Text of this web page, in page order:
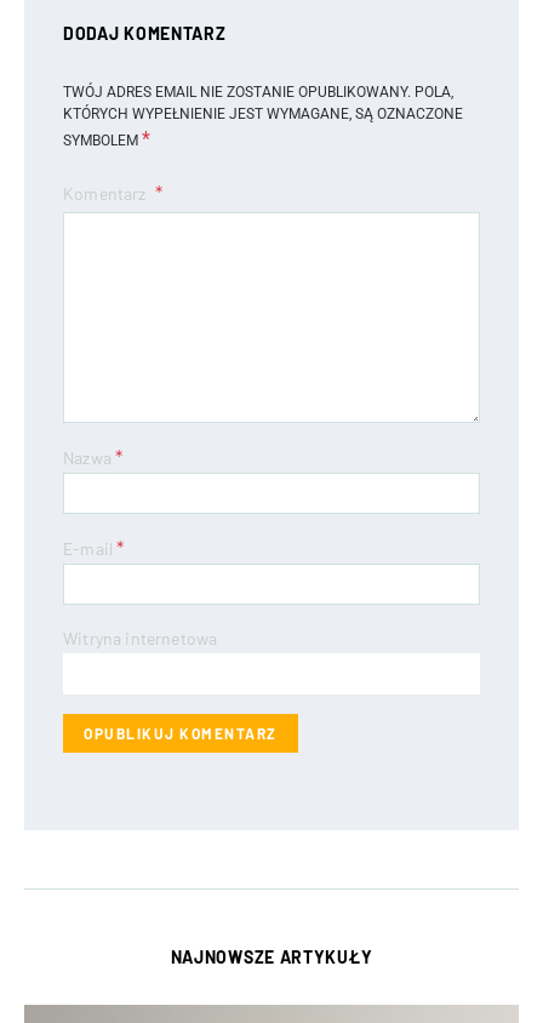
DODAJ KOMENTARZ
TWÓJ ADRES EMAIL NIE ZOSTANIE OPUBLIKOWANY. POLA,
KTÓRYCH WYPEŁNIENIE JEST WYMAGANE, SĄ OZNACZONE
SYMBOLEM *
Komentarz
Nazwa*
E-mail*
Witryna internetowa
NAJNOWSZE ARTYKUŁY